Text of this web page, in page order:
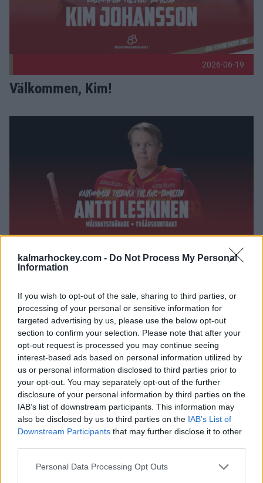
kalmarhockey.com - Do Not Process My Personal
Information
If you wish to opt-out of the sale, sharing to third parties, or
processing of your personal or sensitive information for
targeted advertising by us, please use the below opt-out
section to confirm your selection. Please note that after your
opt-out request is processed you may continue seeing
interest-based ads based on personal information utilized by
us or personal information disclosed to third parties prior to
your opt-out. You may separately opt-out of the further
disclosure of your personal information by third parties on the
IAB’s list of downstream participants. This information may
also be disclosed by us to third parties on the IAB’s List of
Downstream Participants that may further disclose it to other
Please note that this website/app uses one or more Google
Personal Data Processing Opt Outs
2026-06-19
Välkommen, Kim!
Välkommen tillbaka, Antti! Publicerad 2026-06-17
2026-06-17
ALLA NYHETER
KALMAR HC UNGDOM & JUNIOR
LÄS MER